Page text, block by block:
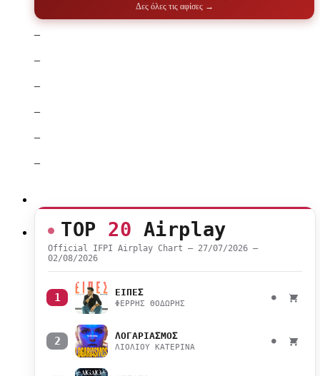
Δες όλες τις αφίσες →
–
–
–
–
–
–
TOP 20 Airplay
Official IFPI Airplay Chart — 27/07/2026 –
02/08/2026
1 ΕΙΠΕΣ
ΦΕΡΡΗΣ ΘΟΔΩΡΗΣ
●
2 ΛΟΓΑΡΙΑΣΜΟΣ
ΛΙΟΛΙΟΥ ΚΑΤΕΡΙΝΑ
●